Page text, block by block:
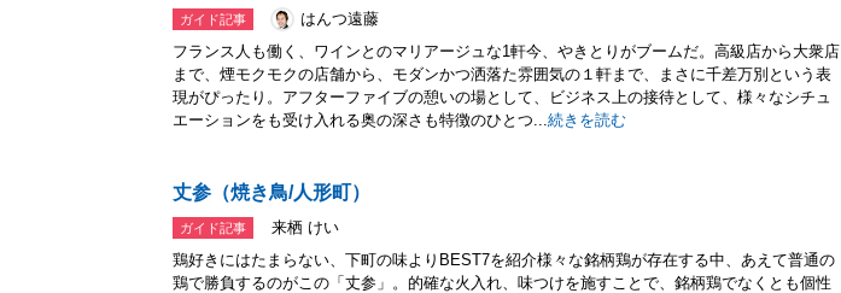
ガイド記事
はんつ遠藤
フランス人も働く、ワインとのマリアージュな1軒今、やきとりがブームだ。高級店から大衆店
まで、煙モクモクの店舗から、モダンかつ洒落た雰囲気の１軒まで、まさに千差万別という表
現がぴったり。アフターファイブの憩いの場として、ビジネス上の接待として、様々なシチュ
エーションをも受け入れる奥の深さも特徴のひとつ...続きを読む
丈参（焼き鳥/人形町）
ガイド記事
来栖 けい
鶏好きにはたまらない、下町の味よりBEST7を紹介様々な銘柄鶏が存在する中、あえて普通の
鶏で勝負するのがこの「丈参」。的確な火入れ、味つけを施すことで、銘柄鶏でなくとも個性